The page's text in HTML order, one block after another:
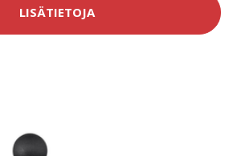
LISÄTIETOJA